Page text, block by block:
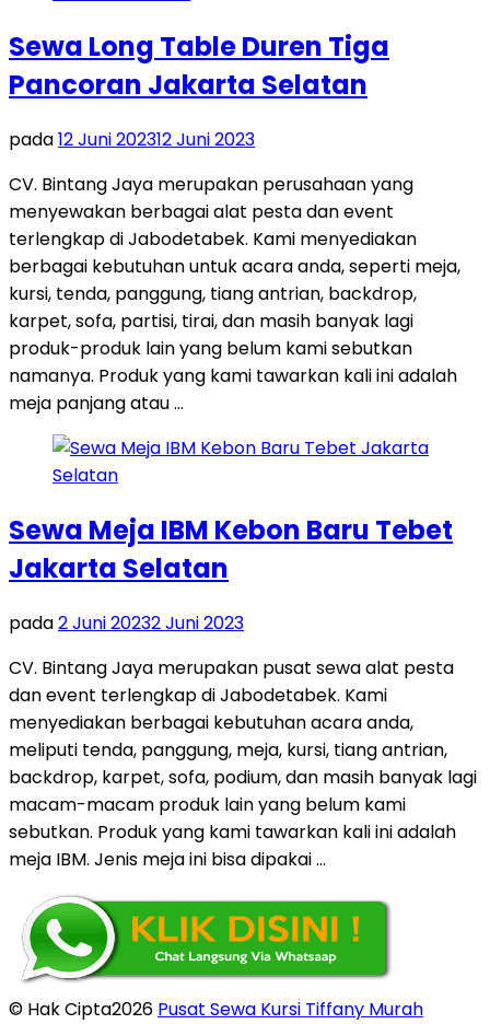
Sewa Long Table Duren Tiga
Pancoran Jakarta Selatan
pada12 Juni 202312 Juni 2023
CV. Bintang Jaya merupakan perusahaan yang
menyewakan berbagai alat pesta dan event
terlengkap di Jabodetabek. Kami menyediakan
berbagai kebutuhan untuk acara anda, seperti meja,
kursi, tenda, panggung, tiang antrian, backdrop,
karpet, sofa, partisi, tirai, dan masih banyak lagi
produk-produk lain yang belum kami sebutkan
namanya. Produk yang kami tawarkan kali ini adalah
meja panjang atau …
Sewa Meja IBM Kebon Baru Tebet
Jakarta Selatan
pada2 Juni 20232 Juni 2023
CV. Bintang Jaya merupakan pusat sewa alat pesta
dan event terlengkap di Jabodetabek. Kami
menyediakan berbagai kebutuhan acara anda,
meliputi tenda, panggung, meja, kursi, tiang antrian,
backdrop, karpet, sofa, podium, dan masih banyak lagi
macam-macam produk lain yang belum kami
sebutkan. Produk yang kami tawarkan kali ini adalah
meja IBM. Jenis meja ini bisa dipakai …
© Hak Cipta2026 Pusat Sewa Kursi Tiffany Murah